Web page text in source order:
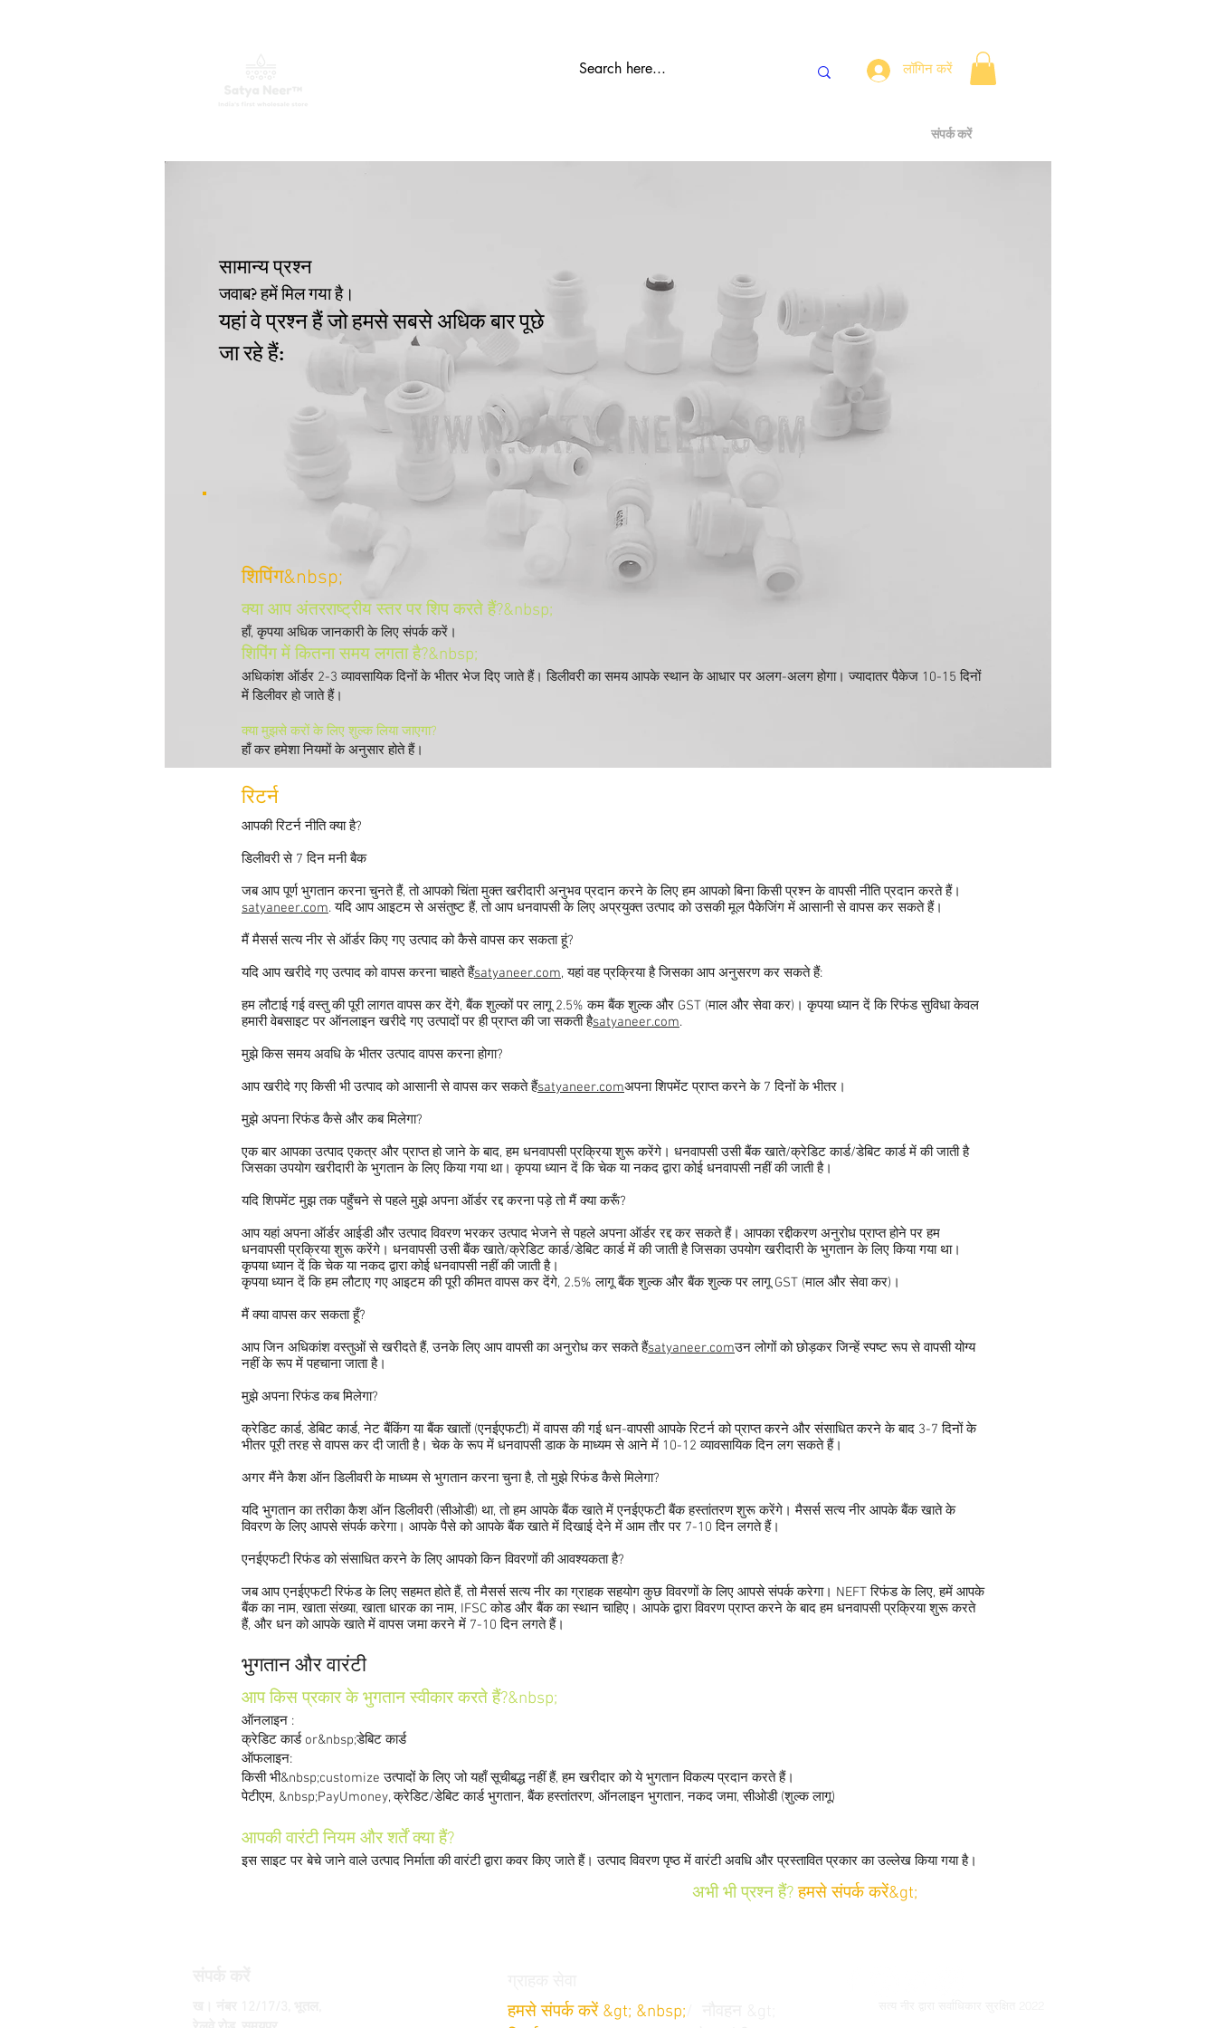
लॉगिन करें
संपर्क करें
शिपिंग&nbsp;
क्या आप अंतरराष्ट्रीय स्तर पर शिप करते हैं?&nbsp;
हाँ, कृपया अधिक जानकारी के लिए संपर्क करें।
शिपिंग में कितना समय लगता है?&nbsp;
अधिकांश ऑर्डर 2-3 व्यावसायिक दिनों के भीतर भेज दिए जाते हैं। डिलीवरी का समय आपके स्थान के आधार पर अलग-अलग होगा। ज्यादातर पैकेज 10-15 दिनों
में डिलीवर हो जाते हैं।
क्या मुझसे करों के लिए शुल्क लिया जाएगा?
हाँ कर हमेशा नियमों के अनुसार होते हैं।
रिटर्न
आपकी रिटर्न नीति क्या है?
डिलीवरी से 7 दिन मनी बैक
जब आप पूर्ण भुगतान करना चुनते हैं, तो आपको चिंता मुक्त खरीदारी अनुभव प्रदान करने के लिए हम आपको बिना किसी प्रश्न के वापसी नीति प्रदान करते हैं।
satyaneer.com. यदि आप आइटम से असंतुष्ट हैं, तो आप धनवापसी के लिए अप्रयुक्त उत्पाद को उसकी मूल पैकेजिंग में आसानी से वापस कर सकते हैं।
मैं मैसर्स सत्य नीर से ऑर्डर किए गए उत्पाद को कैसे वापस कर सकता हूं?
यदि आप खरीदे गए उत्पाद को वापस करना चाहते हैंsatyaneer.com, यहां वह प्रक्रिया है जिसका आप अनुसरण कर सकते हैं:
हम लौटाई गई वस्तु की पूरी लागत वापस कर देंगे, बैंक शुल्कों पर लागू 2.5% कम बैंक शुल्क और GST (माल और सेवा कर)। कृपया ध्यान दें कि रिफंड सुविधा केवल
हमारी वेबसाइट पर ऑनलाइन खरीदे गए उत्पादों पर ही प्राप्त की जा सकती हैsatyaneer.com.
मुझे किस समय अवधि के भीतर उत्पाद वापस करना होगा?
आप खरीदे गए किसी भी उत्पाद को आसानी से वापस कर सकते हैंsatyaneer.comअपना शिपमेंट प्राप्त करने के 7 दिनों के भीतर।
मुझे अपना रिफंड कैसे और कब मिलेगा?
एक बार आपका उत्पाद एकत्र और प्राप्त हो जाने के बाद, हम धनवापसी प्रक्रिया शुरू करेंगे। धनवापसी उसी बैंक खाते/क्रेडिट कार्ड/डेबिट कार्ड में की जाती है
जिसका उपयोग खरीदारी के भुगतान के लिए किया गया था। कृपया ध्यान दें कि चेक या नकद द्वारा कोई धनवापसी नहीं की जाती है।
यदि शिपमेंट मुझ तक पहुँचने से पहले मुझे अपना ऑर्डर रद्द करना पड़े तो मैं क्या करूँ?
आप यहां अपना ऑर्डर आईडी और उत्पाद विवरण भरकर उत्पाद भेजने से पहले अपना ऑर्डर रद्द कर सकते हैं। आपका रद्दीकरण अनुरोध प्राप्त होने पर हम
धनवापसी प्रक्रिया शुरू करेंगे। धनवापसी उसी बैंक खाते/क्रेडिट कार्ड/डेबिट कार्ड में की जाती है जिसका उपयोग खरीदारी के भुगतान के लिए किया गया था।
कृपया ध्यान दें कि चेक या नकद द्वारा कोई धनवापसी नहीं की जाती है।
कृपया ध्यान दें कि हम लौटाए गए आइटम की पूरी कीमत वापस कर देंगे, 2.5% लागू बैंक शुल्क और बैंक शुल्क पर लागू GST (माल और सेवा कर)।
मैं क्या वापस कर सकता हूँ?
आप जिन अधिकांश वस्तुओं से खरीदते हैं, उनके लिए आप वापसी का अनुरोध कर सकते हैंsatyaneer.comउन लोगों को छोड़कर जिन्हें स्पष्ट रूप से वापसी योग्य
नहीं के रूप में पहचाना जाता है।
मुझे अपना रिफंड कब मिलेगा?
क्रेडिट कार्ड, डेबिट कार्ड, नेट बैंकिंग या बैंक खातों (एनईएफटी) में वापस की गई धन-वापसी आपके रिटर्न को प्राप्त करने और संसाधित करने के बाद 3-7 दिनों के
भीतर पूरी तरह से वापस कर दी जाती है। चेक के रूप में धनवापसी डाक के माध्यम से आने में 10-12 व्यावसायिक दिन लग सकते हैं।
अगर मैंने कैश ऑन डिलीवरी के माध्यम से भुगतान करना चुना है, तो मुझे रिफंड कैसे मिलेगा?
यदि भुगतान का तरीका कैश ऑन डिलीवरी (सीओडी) था, तो हम आपके बैंक खाते में एनईएफटी बैंक हस्तांतरण शुरू करेंगे। मैसर्स सत्य नीर आपके बैंक खाते के
विवरण के लिए आपसे संपर्क करेगा। आपके पैसे को आपके बैंक खाते में दिखाई देने में आम तौर पर 7-10 दिन लगते हैं।
एनईएफटी रिफंड को संसाधित करने के लिए आपको किन विवरणों की आवश्यकता है?
जब आप एनईएफटी रिफंड के लिए सहमत होते हैं, तो मैसर्स सत्य नीर का ग्राहक सहयोग कुछ विवरणों के लिए आपसे संपर्क करेगा। NEFT रिफंड के लिए, हमें आपके
बैंक का नाम, खाता संख्या, खाता धारक का नाम, IFSC कोड और बैंक का स्थान चाहिए। आपके द्वारा विवरण प्राप्त करने के बाद हम धनवापसी प्रक्रिया शुरू करते
हैं, और धन को आपके खाते में वापस जमा करने में 7-10 दिन लगते हैं।
भुगतान और वारंटी
आप किस प्रकार के भुगतान स्वीकार करते हैं?&nbsp;
ऑनलाइन :
क्रेडिट कार्ड or&nbsp;डेबिट कार्ड
ऑफलाइन:
किसी भी&nbsp;customize उत्पादों के लिए जो यहाँ सूचीबद्ध नहीं हैं, हम खरीदार को ये भुगतान विकल्प प्रदान करते हैं।
पेटीएम, &nbsp;PayUmoney, क्रेडिट/डेबिट कार्ड भुगतान, बैंक हस्तांतरण, ऑनलाइन भुगतान, नकद जमा, सीओडी (शुल्क लागू)
आपकी वारंटी नियम और शर्तें क्या हैं?
इस साइट पर बेचे जाने वाले उत्पाद निर्माता की वारंटी द्वारा कवर किए जाते हैं। उत्पाद विवरण पृष्ठ में वारंटी अवधि और प्रस्तावित प्रकार का उल्लेख किया गया है।
अभी भी प्रश्न हैं? हमसे संपर्क करें&gt;
सामान्य प्रश्न
जवाब? हमें मिल गया है।
यहां वे प्रश्न हैं जो हमसे सबसे अधिक बार पूछे
जा रहे हैं:
हमसे संपर्क करें &gt; &nbsp;